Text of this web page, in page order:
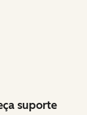
suporte